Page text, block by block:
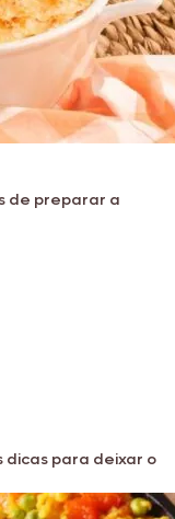
de preparar a
dicas para deixar o